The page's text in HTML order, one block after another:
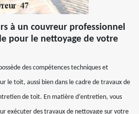
à un couvreur professionnel
pour le nettoyage de votre
des compétences techniques et
le toit, aussi bien dans le cadre de travaux de
de toit. En matière d’entretien, vous
exécuter des travaux de nettoyage sur votre